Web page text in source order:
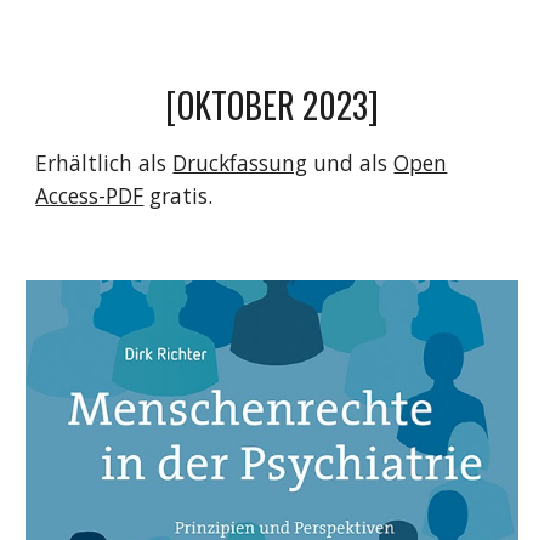
[OKTOBER 2023]
Erhältlich als Druckfassung und alsOpen
Access-PDF gratis.